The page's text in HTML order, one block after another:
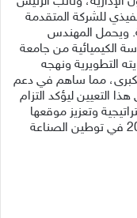
للشركة المتقدمة
ويحمل المهندس
الكيميائية من جامعة
التطويرية ونهجه
مما ساهم في دعم
التعيين ليؤكد التزام
وتعزيز موقعها
التنافسي، بما ينسجم مع رؤية المملكة 2030 في توطين الصناعة